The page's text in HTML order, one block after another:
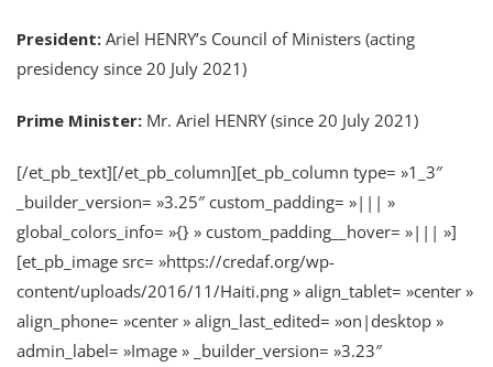
President: Ariel HENRY’s Council of Ministers (acting
presidency since 20 July 2021)​
Prime Minister: Mr. Ariel HENRY (since 20 July 2021)
[/et_pb_text][/et_pb_column][et_pb_column type= »1_3″
_builder_version= »3.25″ custom_padding= »||| »
global_colors_info= »{} » custom_padding__hover= »||| »]
[et_pb_image src= »https://credaf.org/wp-
content/uploads/2016/11/Haiti.png » align_tablet= »center »
align_phone= »center » align_last_edited= »on|desktop »
admin_label= »Image » _builder_version= »3.23″